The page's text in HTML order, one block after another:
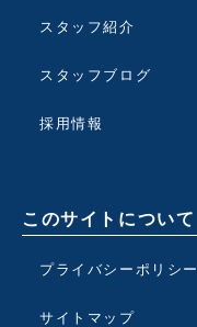
スタッフ紹介
スタッフブログ
採用情報
このサイトについて
プライバシーポリシー
サイトマップ